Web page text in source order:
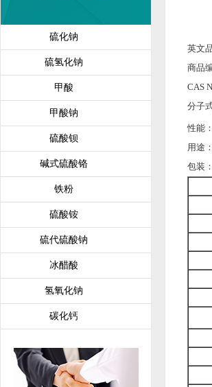
硫化钠
硫氢化钠
甲酸
甲酸钠
硫酸钡
碱式硫酸铬
铁粉
硫酸铵
硫代硫酸钠
冰醋酸
氢氧化钠
碳化钙
英文
商品
CAS
分子
性能
用途
包装